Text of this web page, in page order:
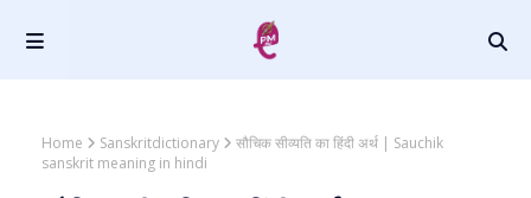
Home Sanskritdictionary
सौचिक सीव्यति का हिंदी अर्थ | Sauchik
sanskrit meaning in hindi